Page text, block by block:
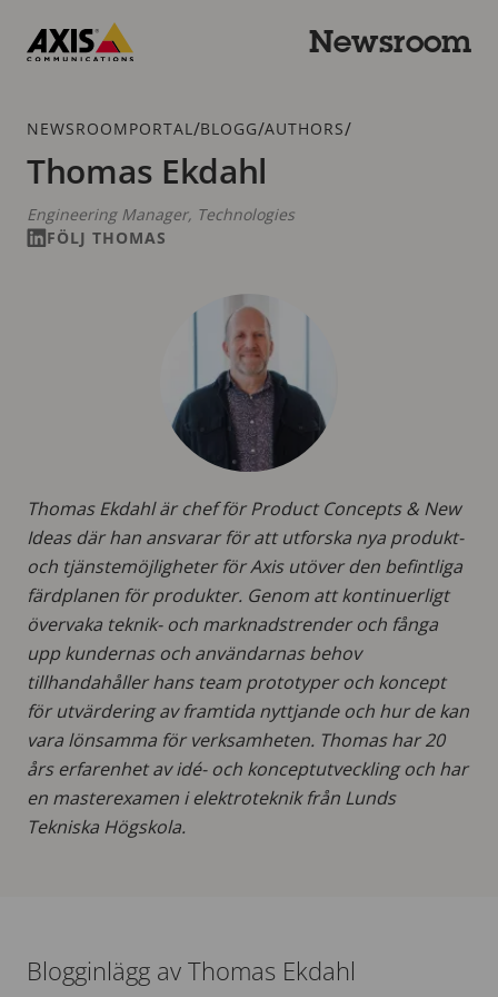
huvudinnehållet
Newsroom
Länkstig
NEWSROOMPORTAL /BLOGG/AUTHORS/
Thomas Ekdahl
Thomas Ekdahl är chef för Product Concepts & New
Ideas där han ansvarar för att utforska nya produkt-
och tjänstemöjligheter för Axis utöver den befintliga
färdplanen för produkter. Genom att kontinuerligt
övervaka teknik- och marknadstrender och fånga
upp kundernas och användarnas behov
tillhandahåller hans team prototyper och koncept
för utvärdering av framtida nyttjande och hur de kan
vara lönsamma för verksamheten. Thomas har 20
års erfarenhet av idé- och konceptutveckling och har
en masterexamen i elektroteknik från Lunds
Tekniska Högskola.
Engineering Manager, Technologies
FÖLJ THOMAS
Blogginlägg av Thomas Ekdahl